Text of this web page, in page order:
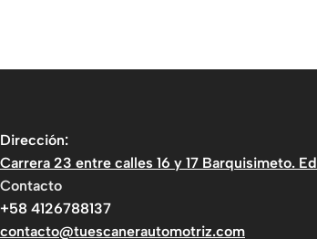
Dirección:
Carrera 23 entre calles 16 y 17 Barquisimeto.
Contacto
+58 4126788137
contacto@tuescanerautomotriz.com